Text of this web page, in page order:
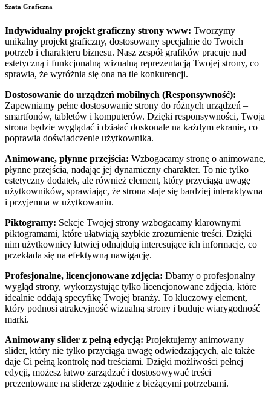
Szata Graficzna
Indywidualny projekt graficzny strony www: Tworzymy
unikalny projekt graficzny, dostosowany specjalnie do Twoich
potrzeb i charakteru biznesu. Nasz zespół grafików pracuje nad
estetyczną i funkcjonalną wizualną reprezentacją Twojej strony, co
sprawia, że wyróżnia się ona na tle konkurencji.
Dostosowanie do urządzeń mobilnych (Responsywność):
Zapewniamy pełne dostosowanie strony do różnych urządzeń –
smartfonów, tabletów i komputerów. Dzięki responsywności, Twoja
strona będzie wyglądać i działać doskonale na każdym ekranie, co
poprawia doświadczenie użytkownika.
Animowane, płynne przejścia: Wzbogacamy stronę o animowane,
płynne przejścia, nadając jej dynamiczny charakter. To nie tylko
estetyczny dodatek, ale również element, który przyciąga uwagę
użytkowników, sprawiając, że strona staje się bardziej interaktywna
i przyjemna w użytkowaniu.
Piktogramy: Sekcje Twojej strony wzbogacamy klarownymi
piktogramami, które ułatwiają szybkie zrozumienie treści. Dzięki
nim użytkownicy łatwiej odnajdują interesujące ich informacje, co
przekłada się na efektywną nawigację.
Profesjonalne, licencjonowane zdjęcia: Dbamy o profesjonalny
wygląd strony, wykorzystując tylko licencjonowane zdjęcia, które
idealnie oddają specyfikę Twojej branży. To kluczowy element,
który podnosi atrakcyjność wizualną strony i buduje wiarygodność
marki.
Animowany slider z pełną edycją: Projektujemy animowany
slider, który nie tylko przyciąga uwagę odwiedzających, ale także
daje Ci pełną kontrolę nad treściami. Dzięki możliwości pełnej
edycji, możesz łatwo zarządzać i dostosowywać treści
prezentowane na sliderze zgodnie z bieżącymi potrzebami.